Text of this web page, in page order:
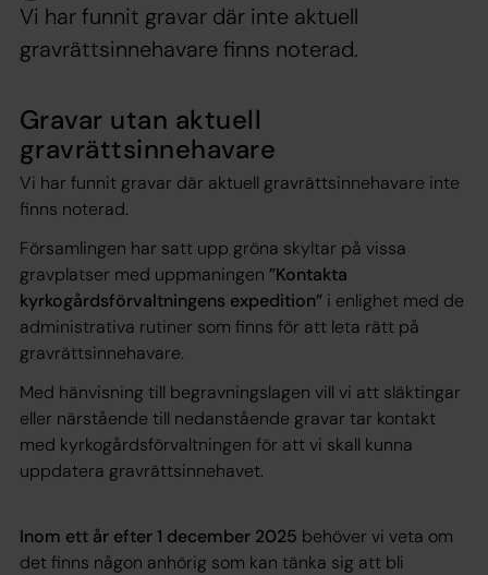
Vi har funnit gravar där inte aktuell
gravrättsinnehavare finns noterad.
Gravar utan aktuell
gravrättsinnehavare
Vi har funnit gravar där aktuell gravrättsinnehavare inte
finns noterad.
Församlingen har satt upp gröna skyltar på vissa
gravplatser med uppmaningen ”Kontakta
kyrkogårdsförvaltningens expedition” i enlighet med de
administrativa rutiner som finns för att leta rätt på
gravrättsinnehavare.
Med hänvisning till begravningslagen vill vi att släktingar
eller närstående till nedanstående gravar tar kontakt
med kyrkogårdsförvaltningen för att vi skall kunna
uppdatera gravrättsinnehavet.
Inom ett år efter 1 december 2025 behöver vi veta om
det finns någon anhörig som kan tänka sig att bli